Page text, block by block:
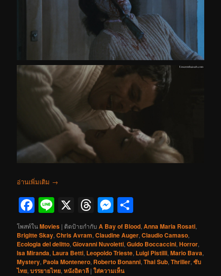
อ่านเพิ่มเติม →
Facebook
Line
X Threads
Messenger
โพสท์ในMovies | ติดป้ายกำกับ A Bay of Blood,Anna Maria Rosati,
Brigitte Skay,Chris Avram,Claudine Auger,Claudio Camaso,
Ecologia del delitto,Giovanni Nuvoletti,Guido Boccaccini,Horror,
Isa Miranda, Laura Betti, Leopoldo Trieste, Luigi Pistilli,Mario Bava,
Mystery, Paola Montenero, Roberto Bonanni,Thai Sub,Thriller,ซับ
ไทย,บรรยายไทย,หนังอิตาลี |ใส่ความเห็น